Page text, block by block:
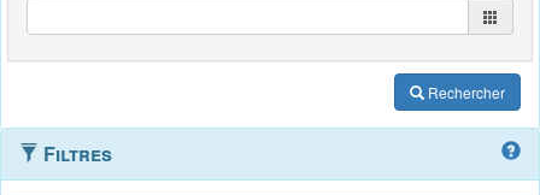
Rechercher
Filtres